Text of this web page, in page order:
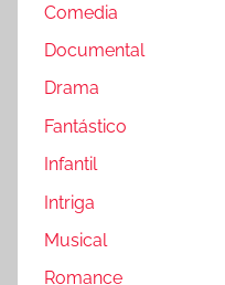
Comedia
Documental
Drama
Fantástico
Infantil
Intriga
Musical
Romance